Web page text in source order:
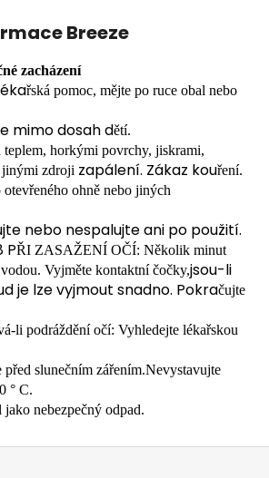
Breeze
né zacházení
řská pomoc, mějte po ruce obal nebo
mimo dosah dětí.
teplem, horkými povrchy, jiskrami,
jinými zdroji zapálení. Zákaz kouření.
otevřeného ohně nebo jiných
nebo nespalujte ani po použití.
PŘI ZASAŽENÍ OČÍ: Několik minut
Vyjměte kontaktní čočky,jsou-li
je lze vyjmout snadno. Pokračujte
li podráždění očí: Vyhledejte lékařskou
před slunečním zářením.Nevystavujte
° C.
jako nebezpečný odpad.